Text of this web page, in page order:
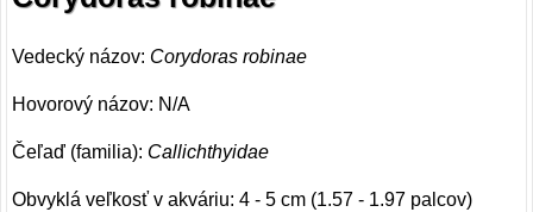
Vedecký názov: Corydoras robinae
Hovorový názov: N/A
Čeľaď (familia): Callichthyidae
Obvyklá veľkosť v akváriu: 4 - 5 cm (1.57 - 1.97 palcov)